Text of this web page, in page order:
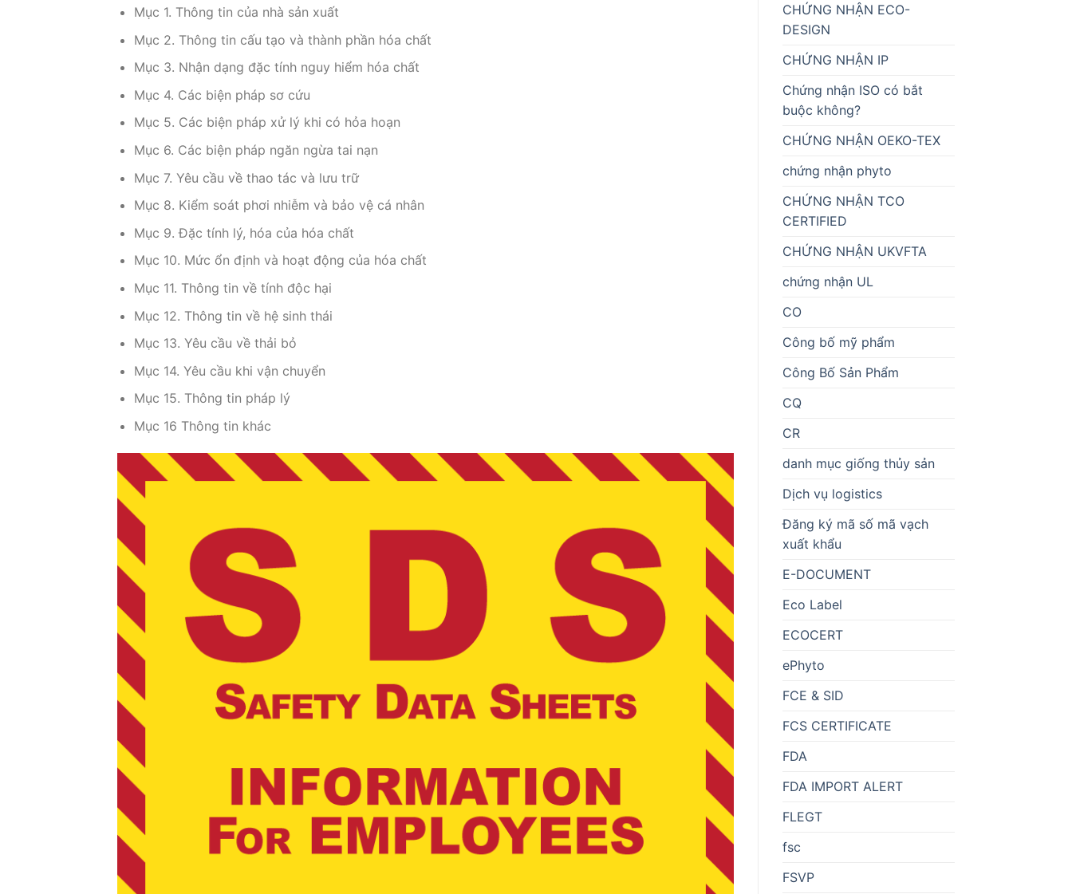
Mục 1. Thông tin của nhà sản xuất
Mục 2. Thông tin cấu tạo và thành phần hóa chất
Mục 3. Nhận dạng đặc tính nguy hiểm hóa chất
Mục 4. Các biện pháp sơ cứu
Mục 5. Các biện pháp xử lý khi có hỏa hoạn
Mục 6. Các biện pháp ngăn ngừa tai nạn
Mục 7. Yêu cầu về thao tác và lưu trữ
Mục 8. Kiểm soát phơi nhiễm và bảo vệ cá nhân
Mục 9. Đặc tính lý, hóa của hóa chất
Mục 10. Mức ổn định và hoạt động của hóa chất
Mục 11. Thông tin về tính độc hại
Mục 12. Thông tin về hệ sinh thái
Mục 13. Yêu cầu về thải bỏ
Mục 14. Yêu cầu khi vận chuyển
Mục 15. Thông tin pháp lý
Mục 16 Thông tin khác
CHỨNG NHẬN ECO-
DESIGN
CHỨNG NHẬN IP
Chứng nhận ISO có bắt
buộc không?
CHỨNG NHẬN OEKO-TEX
chứng nhận phyto
CHỨNG NHẬN TCO
CERTIFIED
CHỨNG NHẬN UKVFTA
chứng nhận UL
CO
Công bố mỹ phẩm
Công Bố Sản Phẩm
CQ
CR
danh mục giống thủy sản
Dịch vụ logistics
Đăng ký mã số mã vạch
xuất khẩu
E-DOCUMENT
Eco Label
ECOCERT
ePhyto
FCE & SID
FCS CERTIFICATE
FDA
FDA IMPORT ALERT
FLEGT
fsc
FSVP